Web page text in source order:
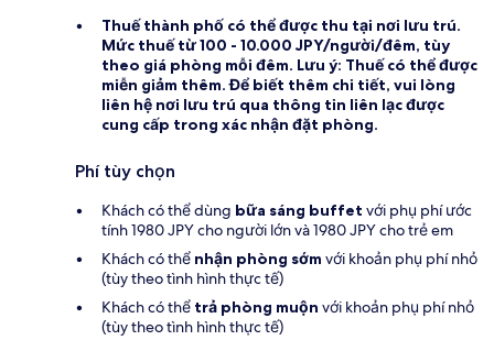
Thuế thành phố có thể được thu tại nơi lưu trú.
Mức thuế từ 100 - 10.000 JPY/người/đêm, tùy
theo giá phòng mỗi đêm. Lưu ý: Thuế có thể được
miễn giảm thêm. Để biết thêm chi tiết, vui lòng
liên hệ nơi lưu trú qua thông tin liên lạc được
cung cấp trong xác nhận đặt phòng.
Phí tùy chọn
Khách có thể dùng bữa sáng buffet với phụ phí ước
tính 1980 JPY cho người lớn và 1980 JPY cho trẻ em
Khách có thể nhận phòng sớm với khoản phụ phí nhỏ
(tùy theo tình hình thực tế)
Khách có thể trả phòng muộn với khoản phụ phí nhỏ
(tùy theo tình hình thực tế)